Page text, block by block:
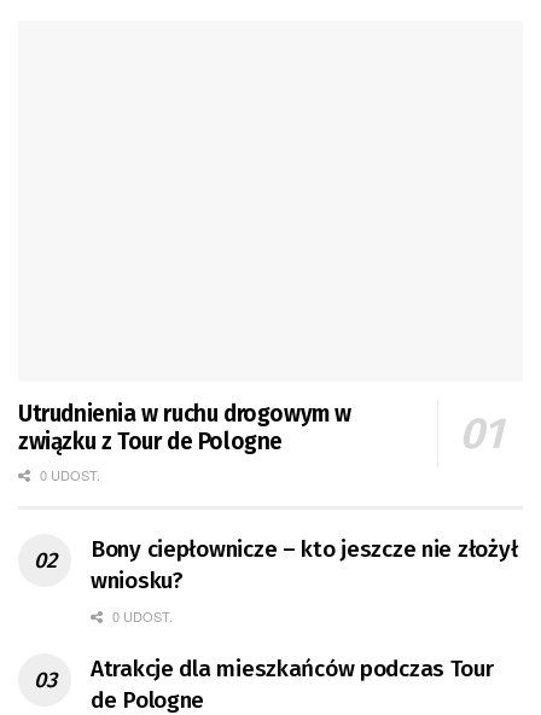
Utrudnienia w ruchu drogowym w
związku z Tour de Pologne
0 UDOST.
Bony ciepłownicze – kto jeszcze nie złożył
wniosku?
0 UDOST.
Atrakcje dla mieszkańców podczas Tour
de Pologne